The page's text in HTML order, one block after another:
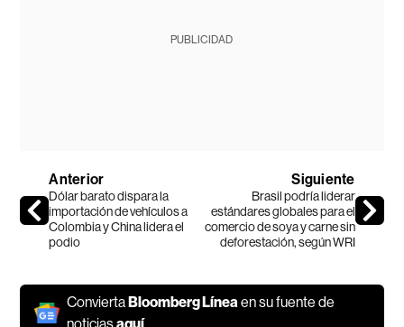
PUBLICIDAD
Anterior
Dólar barato dispara la
importación de vehículos a
Colombia y China lidera el
podio
Siguiente
Brasil podría liderar
estándares globales para el
comercio de soya y carne sin
deforestación, según WRI
ConviertaBloomberg Línea en su fuente de
noticiasaquí